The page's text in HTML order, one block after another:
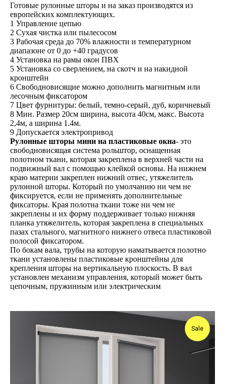
Готовые рулонные шторы и на заказ производятся из
европейских комплектующих.
1 Управление цепью
2 Сухая чистка или пылесосом
3 Рабочая среда до 70% влажности и температурном
диапазоне от 0 до +40 градусов
4 Установка на рамы окон ПВХ
5 Установка со сверлением, на скотч и на накидной
кронштейн
6 Свободновисящие можно дополнить магнитным или
лесочным фиксатором
7 Цвет фурнитуры: белый, темно-серый, дуб, коричневый
8 Мин. Размер 20см ширина, высота 40см, макс. Высота
2,4м, а ширина 1.4м.
9 Допускается электропривод
Рулонные шторы мини на пластиковые окна- это
свободновисящая система рольштор, оснащенная
полотном ткани, которая закреплена в верхней части на
подвижный вал с помощью клейкой основы. На нижнем
краю материи закреплен нижний отвес, утяжелитель
рулонной шторы. Который по умолчанию ни чем не
фиксируется, если не применять дополнительные
фиксаторы. Края полотна ткани тоже ни чем не
закреплены и их форму поддерживает только нижняя
планка утяжелитель, которая закреплена в специальных
пазах стального, магнитного нижнего отвеса пластиковой
полосой фиксатором.
По бокам вала, трубы на которую наматывается полотно
ткани установлены пластиковые кронштейны для
крепления шторы на вертикальную плоскость. В вал
установлен механизм управления, который может быть
цепочным, пружинным или электрическим
Sale